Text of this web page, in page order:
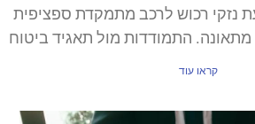
נזקי רכוש לרכב מתמקדת ספציפית
התמודדות מול תאגיד ביטוח
קראו עוד